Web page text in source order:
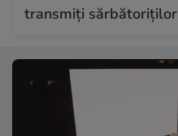
transmiți sărbătoriților